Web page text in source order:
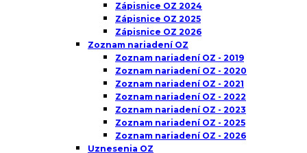
Zápisnice OZ 2024
Zápisnice OZ 2025
Zápisnice OZ 2026
Zoznam nariadení OZ
Zoznam nariadení OZ - 2019
Zoznam nariadení OZ - 2020
Zoznam nariadení OZ - 2021
Zoznam nariadení OZ - 2022
Zoznam nariadení OZ - 2023
Zoznam nariadení OZ - 2025
Zoznam nariadení OZ - 2026
Uznesenia OZ